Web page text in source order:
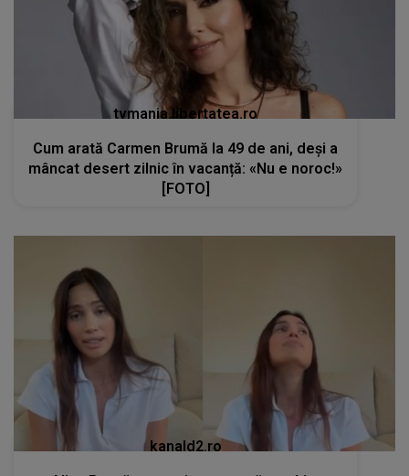
tvmania.libertatea.ro
Cum arată Carmen Brumă la 49 de ani, deși a
mâncat desert zilnic în vacanță: «Nu e noroc!»
[FOTO]
kanald2.ro